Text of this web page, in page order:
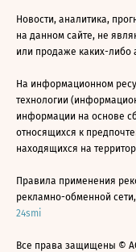
Новости, аналитика,
на данном сайте, не
или продаже каких-либо
На информационном
технологии
информации на основе
относящихся к
находящихся на
Правила применения
рекламно-обменной
24smi
Все права защищены ©